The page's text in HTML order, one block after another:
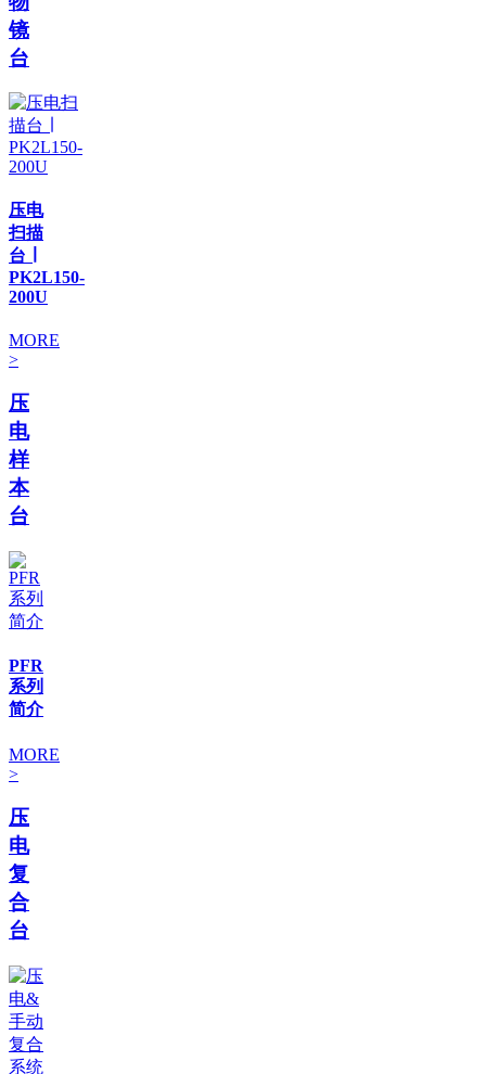
镜
台
压电
扫描
台 ∣
PK2L150-
200U
MORE
>
压
电
样
本
台
PFR
系列
简介
MORE
>
压
电
复
合
台